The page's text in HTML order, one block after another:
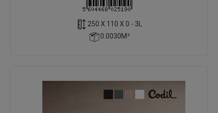
250 X 110 X 0 - 3L
0.0030M³